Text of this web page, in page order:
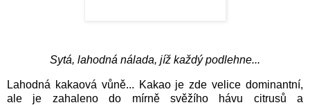
Sytá, lahodná nálada, jíž každý podlehne...
Lahodná kakaová vůně... Kakao je zde velice dominantní,
ale je zahaleno do mírně svěžího hávu citrusů a